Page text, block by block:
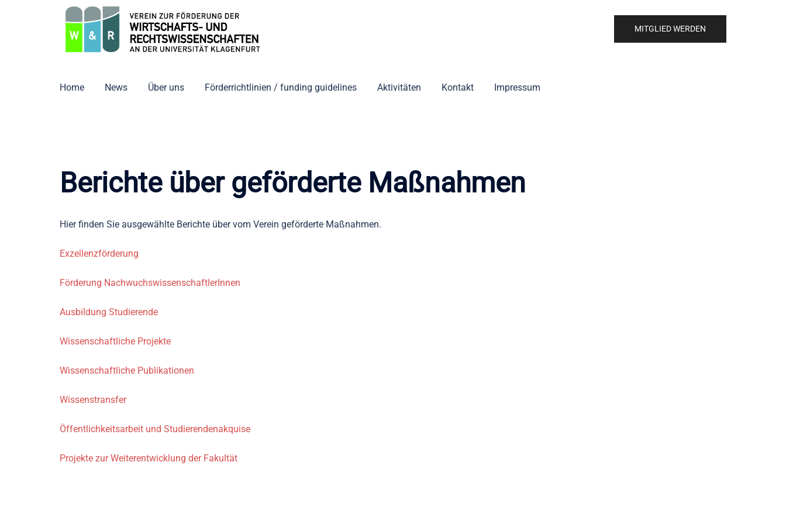
MITGLIED WERDEN
Home News Über uns Förderrichtlinien / funding guidelines Aktivitäten Kontakt Impressum
Berichte über geförderte Maßnahmen
Hier finden Sie ausgewählte Berichte über vom Verein geförderte Maßnahmen.
Exzellenzförderung
Förderung NachwuchswissenschaftlerInnen
Ausbildung Studierende
Wissenschaftliche Projekte
Wissenschaftliche Publikationen
Wissenstransfer
Öffentlichkeitsarbeit und Studierendenakquise
Projekte zur Weiterentwicklung der Fakultät